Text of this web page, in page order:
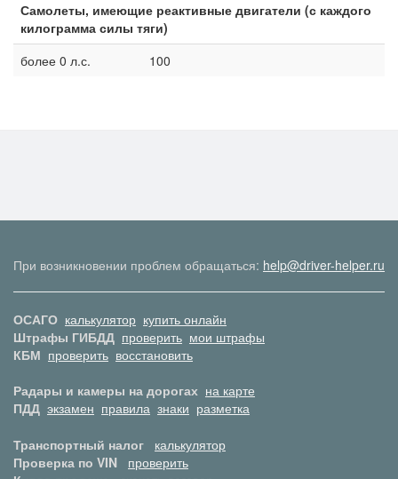
Самолеты, имеющие реактивные двигатели (с каждого
килограмма силы тяги)
более 0 л.с.
100
При возникновении проблем обращаться: help@driver-helper.ru
ОСАГО калькулятор купить онлайн
Штрафы ГИБДД проверить мои штрафы
КБМ проверить восстановить
Радары и камеры на дорогах на карте
ПДД экзамен правила знаки разметка
Транспортный налог
калькулятор
Проверка по VIN
проверить